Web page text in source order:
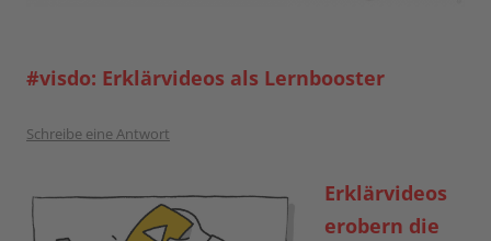
#visdo: Erklärvideos als Lernbooster
Schreibe eine Antwort
Erklärvideos
erobern die